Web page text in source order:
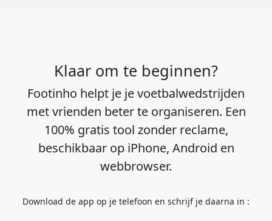
Klaar om te beginnen?
Footinho helpt je je voetbalwedstrijden
met vrienden beter te organiseren. Een
100% gratis tool zonder reclame,
beschikbaar op iPhone, Android en
webbrowser.
Download de app op je telefoon en schrijf je daarna in :